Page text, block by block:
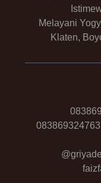
Melayani
Klaten,
083869324763